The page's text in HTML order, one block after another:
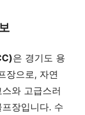
은 경기도 용
장으로, 자연
와 고급스러
장입니다. 수